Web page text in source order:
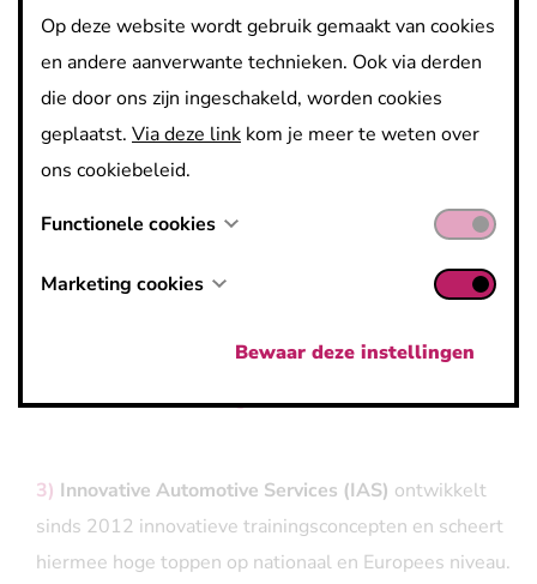
organisaties op hun flexibele aanpak, die ondersteuning
biedt op kantoor, on-site of op afstand. United
Consulting verbindt professionals met projecten in
Antwerpen, Brussel, Limburg, Oost- en West-
Vlaanderen, en garandeert steeds een sterke match.
United Consulting heeft momenteel een aantal
professionals om het team te versterken. Ontdek de
Loyalty Manager
Business Manager
3) Innovative Automotive Services (IAS) ontwikkelt
sinds 2012 innovatieve trainingsconcepten en scheert
hiermee hoge toppen op nationaal en Europees niveau.
Op deze website wordt gebruik gemaakt van cookies
en andere aanverwante technieken. Ook via derden
die door ons zijn ingeschakeld, worden cookies
geplaatst. Via deze link kom je meer te weten over
ons cookiebeleid.
Functionele cookies
Marketing cookies
Bewaar deze instellingen